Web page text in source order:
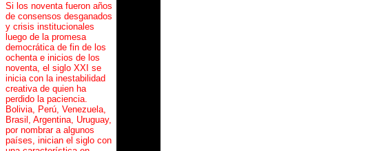
Si los noventa fueron años
de consensos desganados
y crisis institucionales
luego de la promesa
democrática de fin de los
ochenta e inicios de los
noventa, el siglo XXI se
inicia con la inestabilidad
creativa de quien ha
perdido la paciencia.
Bolivia, Perú, Venezuela,
Brasil, Argentina, Uruguay,
por nombrar a algunos
países, inician el siglo con